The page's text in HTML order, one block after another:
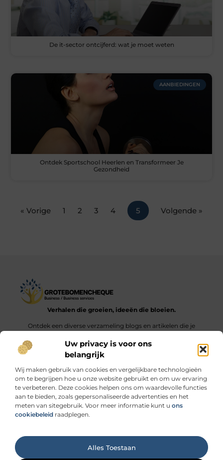
Uw privacy is voor ons
belangrijk
Wij maken gebruik van cookies en vergelijkbare technologieën
om te begrijpen hoe u onze website gebruikt en om uw ervaring
te verbeteren. Deze cookies helpen ons om waardevolle functies
aan te bieden, zoals gepersonaliseerde advertenties en het
meten van sitegebruik. Voor meer informatie kunt u ons
cookiebeleid raadplegen.
Alles Toestaan Ga Naar
De it-sector ontcijferd: wat je moet weten
AANBIEDINGEN
Ontdek Sportschool Heerlen en Transformeer Je
Gezondheid
« Vorige 1 2 3 4 5 Volgende »
Verhalen die groeien, ideeën die bloeien.
Ontdek een diverse verzameling blogs en artikelen die je
dagelijks leven.
Onze informatie
Cookiebeleid (EU)